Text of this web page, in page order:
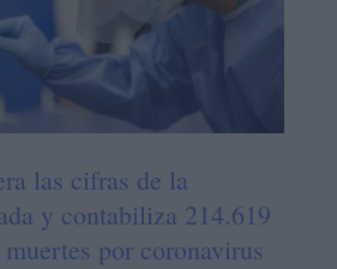
las cifras de la
y contabiliza 214.619
por coronavirus